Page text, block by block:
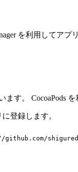
を利用してアプ
ます。 CocoaPods
登録します。